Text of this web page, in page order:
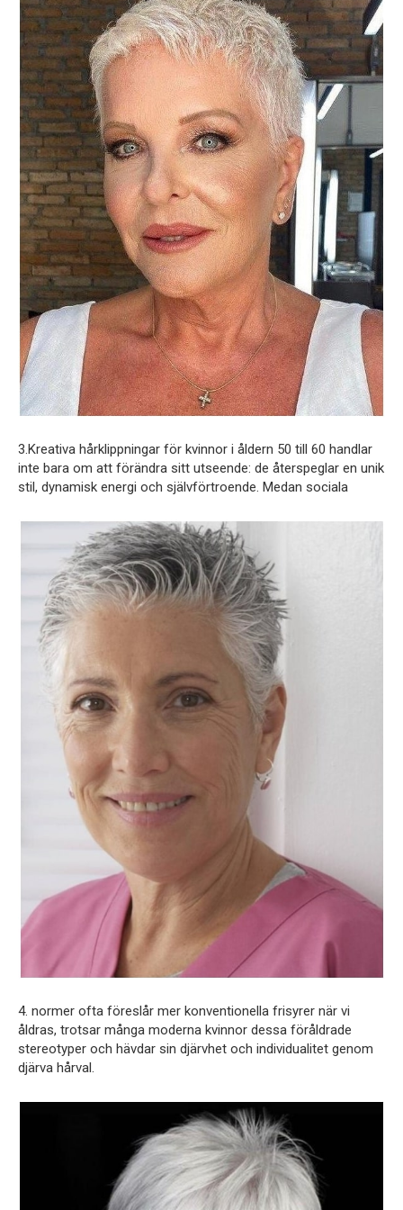
3.Kreativa hårklippningar för kvinnor i åldern 50 till 60 handlar
inte bara om att förändra sitt utseende: de återspeglar en unik
stil, dynamisk energi och självförtroende. Medan sociala
4. normer ofta föreslår mer konventionella frisyrer när vi
åldras, trotsar många moderna kvinnor dessa föråldrade
stereotyper och hävdar sin djärvhet och individualitet genom
djärva hårval.